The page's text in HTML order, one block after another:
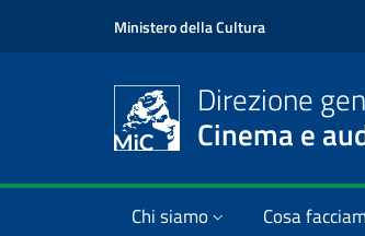
Ministero della Cultura
Direzione
Cinema e
Chi siamo Cosa